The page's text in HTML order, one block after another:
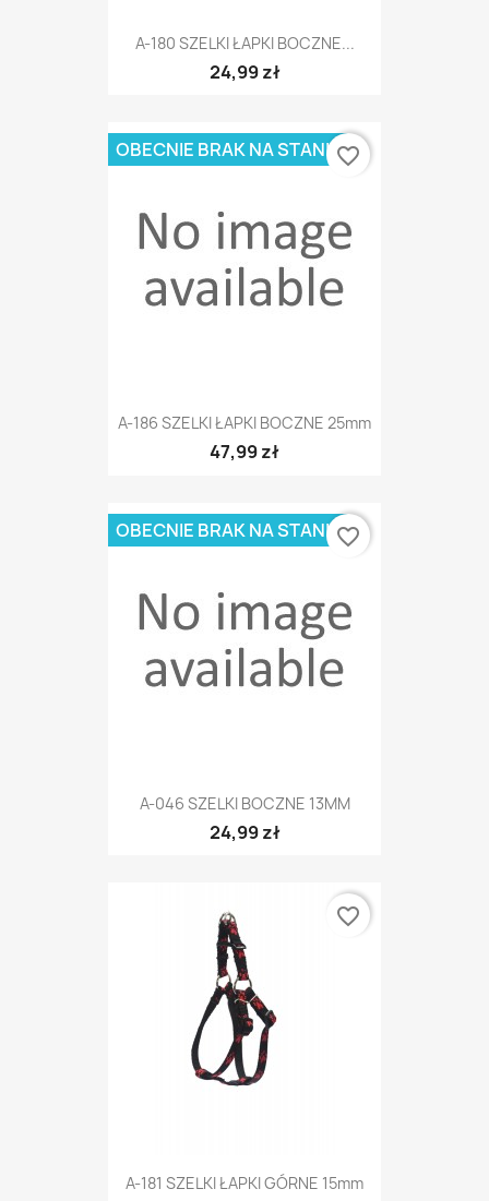
A-180 SZELKI ŁAPKI BOCZNE...
24,99 zł
A-186 SZELKI ŁAPKI BOCZNE 25mm
47,99 zł
OBECNIE BRAK NA STANIEfavorite_border
A-046 SZELKI BOCZNE 13MM
24,99 zł
OBECNIE BRAK NA STANIEfavorite_border
A-181 SZELKI ŁAPKI GÓRNE 15mm
favorite_border